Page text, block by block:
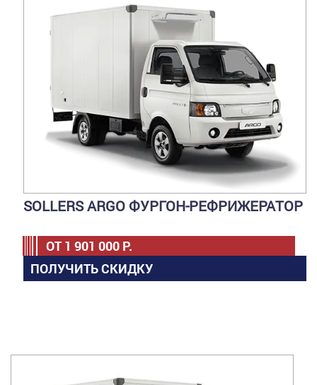
SOLLERS ARGO ФУРГОН-РЕФРИЖЕРАТОР
ОТ 1 901 000 Р.
ПОЛУЧИТЬ СКИДКУ